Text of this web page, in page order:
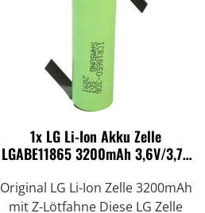
1x LG Li-Ion Akku Zelle
LGABE11865 3200mAh 3,6V/3,7V
Original LG Li-Ion Zelle 3200mAh
mit Z-Lötfahne Diese LG Zelle